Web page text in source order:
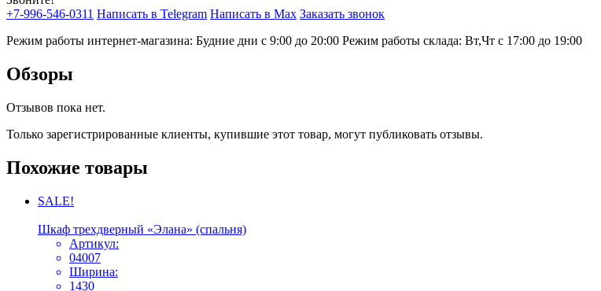
+7-996-546-0311 Написать в Telegram Написать в Max Заказать звонок
Режим работы интернет-магазина: Будние дни с 9:00 до 20:00 Режим работы склада: Вт,Чт с 17:00 до 19:00
Обзоры
Отзывов пока нет.
Только зарегистрированные клиенты, купившие этот товар, могут публиковать отзывы.
Похожие товары
SALE!
Шкаф трехдверный «Элана» (спальня)
Артикул:
04007
Ширина:
1430